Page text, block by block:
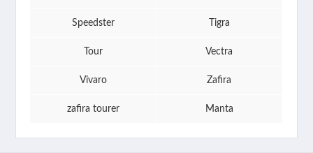
Speedster Tigra
Tour Vectra
Vivaro Zafira
zafira tourer Manta